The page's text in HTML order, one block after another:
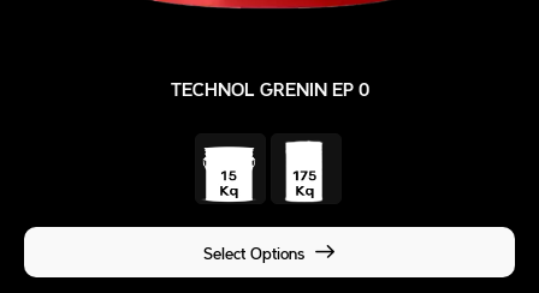
TECHNOL GRENIN EP 0
Select Options